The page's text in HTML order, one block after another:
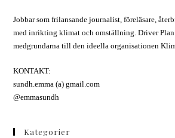
Jobbar som frilansande journalist, föreläsare,
med inrikting klimat och omställning. Driver Plan
medgrundarna till den ideella organisationen
KONTAKT:
sundh.emma (a) gmail.com
@emmasundh
Kategorier